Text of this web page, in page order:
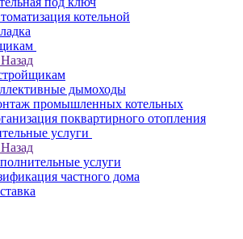
котельной
Назад
дымоходы
промышленных котельных
поквартирного отопления
услуги
Назад
услуги
частного дома